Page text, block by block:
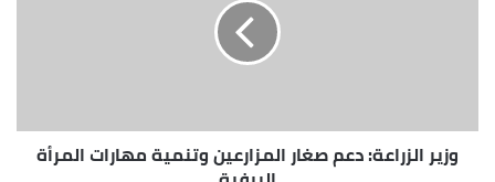
وزير الزراعة: دعم صغار المزارعين وتنمية مهارات المرأة